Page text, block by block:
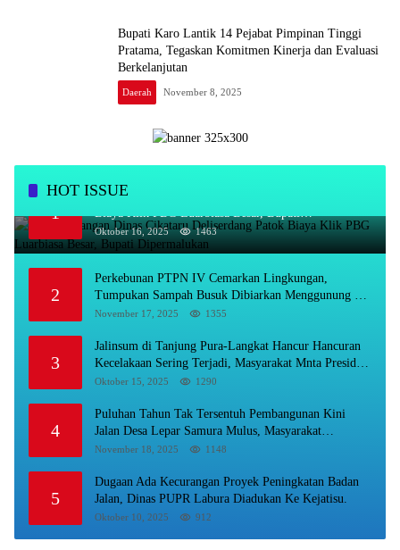
Bupati Karo Lantik 14 Pejabat Pimpinan Tinggi
Pratama, Tegaskan Komitmen Kinerja dan Evaluasi
Berkelanjutan
Daerah November 8, 2025
HOT ISSUE
1
Kadis Bayangan Dinas Cikataru Deliserdang Patok
Dipermalukan
Oktober 16, 2025 1463
2
Perkebunan PTPN IV Cemarkan Lingkungan,
Tumpukan Sampah Busuk Dibiarkan Menggunung Di
Areal Rumah Karyawan.
November 17, 2025 1355
3
Jalinsum di Tanjung Pura-Langkat Hancur Hancuran
Kecelakaan Sering Terjadi, Masyarakat Mnta Presiden
Prabowo Beri Perhatian.
Oktober 15, 2025 1290
4
Puluhan Tahun Tak Tersentuh Pembangunan Kini
Jalan Desa Lepar Samura Mulus, Masyarakat
Sampaikan Terimakasih Ke Bupati Karo
November 18, 2025 1148
5
Dugaan Ada Kecurangan Proyek Peningkatan Badan
Jalan, Dinas PUPR Labura Diadukan Ke Kejatisu.
Oktober 10, 2025 912